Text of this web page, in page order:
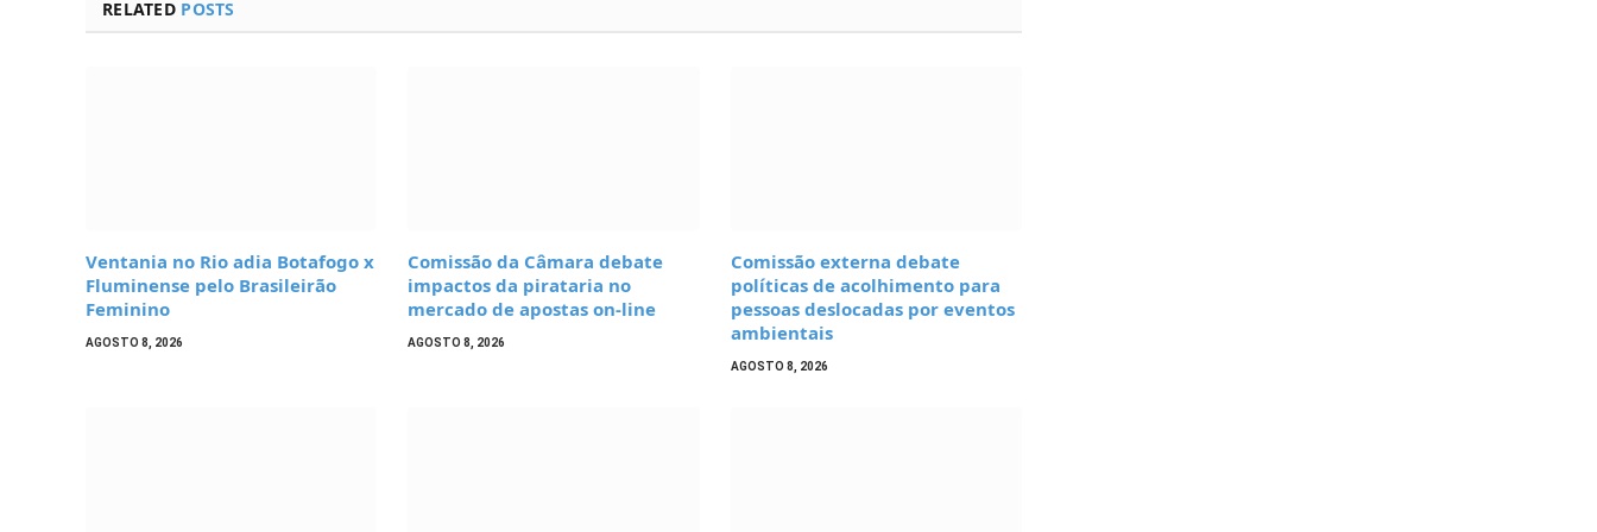
RELATED POSTS
Ventania no Rio adia Botafogo x
Fluminense pelo Brasileirão
Feminino
AGOSTO 8, 2026
Comissão da Câmara debate
impactos da pirataria no
mercado de apostas on-line
AGOSTO 8, 2026
Comissão externa debate
políticas de acolhimento para
pessoas deslocadas por eventos
ambientais
AGOSTO 8, 2026